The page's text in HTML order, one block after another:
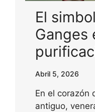
El
Ganges
Abril 5, 2026
En el corazón
antiguo,